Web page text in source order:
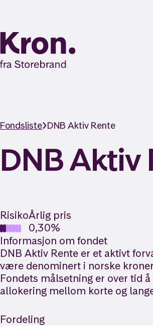
Fondsliste DNB Aktiv Rente
DNB Aktiv
RisikoÅrlig pris
0,30%
Informasjon om fondet
DNB Aktiv Rente er et aktivt
være denominert i norske
Fondets målsetning er over tid
allokering mellom korte og
Fordeling